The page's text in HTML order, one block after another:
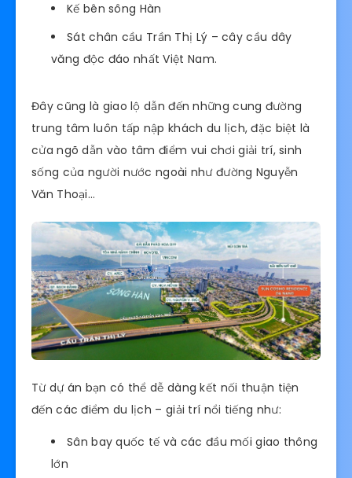
Kế bên sông Hàn
Sát chân cầu Trần Thị Lý – cây cầu dây
văng độc đáo nhất Việt Nam.
Đây cũng là giao lộ dẫn đến những cung đường
trung tâm luôn tấp nập khách du lịch, đặc biệt là
cửa ngõ dẫn vào tâm điểm vui chơi giải trí, sinh
sống của người nước ngoài như đường Nguyễn
Văn Thoại…
Từ dự án bạn có thể dễ dàng kết nối thuận tiện
đến các điểm du lịch – giải trí nổi tiếng như:
Sân bay quốc tế và các đầu mối giao thông
lớn